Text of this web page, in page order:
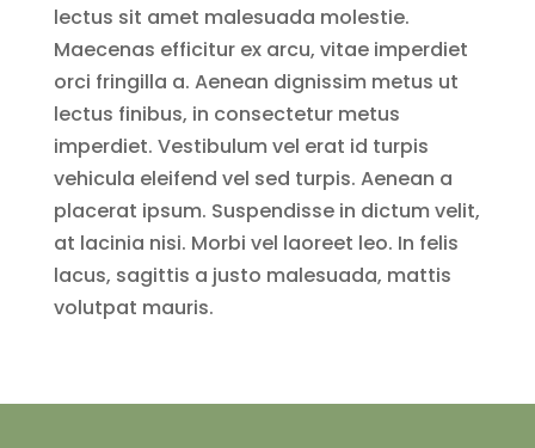
lectus sit amet malesuada molestie.
Maecenas efficitur ex arcu, vitae imperdiet
orci fringilla a. Aenean dignissim metus ut
lectus finibus, in consectetur metus
imperdiet. Vestibulum vel erat id turpis
vehicula eleifend vel sed turpis. Aenean a
placerat ipsum. Suspendisse in dictum velit,
at lacinia nisi. Morbi vel laoreet leo. In felis
lacus, sagittis a justo malesuada, mattis
volutpat mauris.